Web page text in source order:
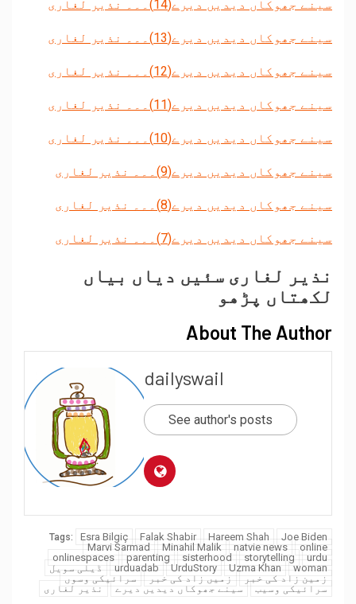
سینے جھوکاں دیدیں دیرے(14)۔۔۔ نذیر لغاری
سینے جھوکاں دیدیں دیرے(13)۔۔۔ نذیر لغاری
سینے جھوکاں دیدیں دیرے(12)۔۔۔ نذیر لغاری
سینے جھوکاں دیدیں دیرے(11)۔۔۔ نذیر لغاری
سینے جھوکاں دیدیں دیرے(10)۔۔۔ نذیر لغاری
سینے جھوکاں دیدیں دیرے(9)۔۔۔ نذیر لغاری
سینے جھوکاں دیدیں دیرے(8)۔۔۔ نذیر لغاری
سینے جھوکاں دیدیں دیرے(7)۔۔۔ نذیر لغاری
نذیر لغاری سئیں دیاں بیاں
لکھتاں پڑھو
About The Author
dailyswail
See author's posts
Tags: Esra Bilgiç Falak Shabir Hareem Shah
Joe Biden
Marvi Sarmad
Minahil Malik natvie news
online
onlinespaces
parenting sisterhood storytelling
urdu
urduadab
UrduStory Uzma Khan woman
ڈیلی سویل
زمین زاد کی خبر
زمیں زاد کی خبر
سرائیکی وسوں
سرائیکی وسیب
سینے جھوکاں دیدیں دیرے نذیر لغاری